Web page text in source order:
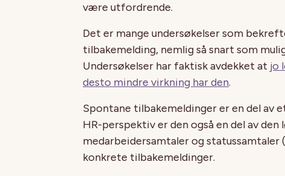
være utfordrende.
Det er mange undersøkelser som
tilbakemelding, nemlig så snart som
Undersøkelser har faktisk avdekket at jo
desto mindre virkning har den.
Spontane tilbakemeldinger er en del av
HR-perspektiv er den også en del av
medarbeidersamtaler og
konkrete tilbakemeldinger.